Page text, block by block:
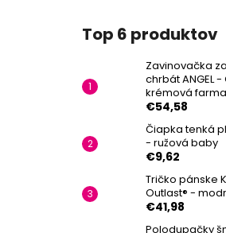
Top 6 produktov
Zavinovačka
chrbát ANGEL
krémová farma
€54,58
Čiapka tenká
- ružová baby
€9,62
Tričko pánske
Outlast® -
€41,98
Polodupačky